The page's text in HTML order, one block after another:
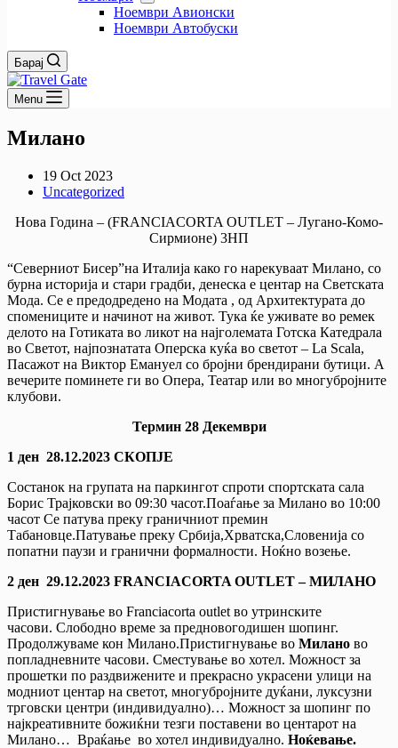
Ноември Авионски
Ноември Автобуски
Барај
Menu
Милано
19 Oct 2023
Uncategorized
Нова Година – (FRANCIACORTA OUTLET – Лугано-Комо-
Сирмионе) 3НП
“Северниот Бисер”на Италија како го нарекуваат Милано, со
бурна историја и стари градби, денеска е центар на Светската
Мода. Се е предодредено на Модата , од Архитектурата до
спомениците и начинот на живот. Тука ќе уживате во ремек
делото на Готиката во ликот на најголемата Готска Катедрала
во Светот, најпознатата Оперска куќа во светот – La Scala,
Пасажот на Виктор Емануел со бројни брендирани бутици. А
вечерите поминете ги во Опера, Театар или во многубројните
клубови.
Термин 28Декември
1 ден 28.12.2023 СКОПЈЕ
Состанок на групата на паркингот спроти спортската сала
Борис Трајковски во 09:30 часот.Поаѓање за Милано во 10:00
часот Се патува преку граничниот премин
Tабановце.Патување преку Србија,Хрватска,Словенија со
попатни паузи и гранични формалности. Ноќно возење.
2 ден 29.12.2023 FRANCIACORTA OUTLET –МИЛАНО
Пристигнување во Franciacorta outlet во утринските
часови. Слободно време за предновогодишен шопинг.
Продолжуваме кон Милано.Пристигнување во Милано во
попладневните часови. Сместување во хотел. Можност за
прошетки по раздвижените и прекрасно украсени улици на
модниот центар на светот, многубројните дуќани, луксузни
трговски центри (индивидуално)… Можност за шопинг по
најкреативните божиќни тезги поставени во центарот на
Милано… Враќање во хотел индивидуално. Ноќевање.